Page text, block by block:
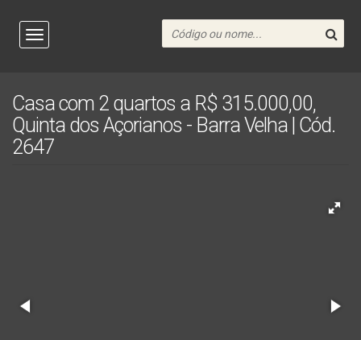
Casa com 2 quartos a R$ 315.000,00,
Quinta dos Açorianos - Barra Velha | Cód.
2647